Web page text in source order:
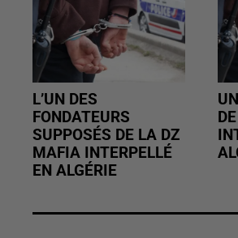
L’UN DES
FONDATEURS
SUPPOSÉS DE LA DZ
MAFIA INTERPELLÉ
EN ALGÉRIE